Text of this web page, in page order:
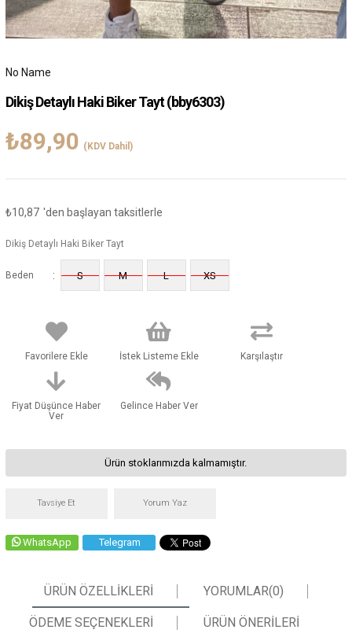
No Name
Dikiş Detaylı Haki Biker Tayt(bby6303)
₺89,90 (KDV Dahil)
₺10,87 'den başlayan taksitlerle
Dikiş Detaylı Haki Biker Tayt
Beden : S M L XS
Favorilere Ekle İstek Listeme Ekle Karşılaştır
Fiyat Düşünce Haber
Ver
Gelince Haber Ver
Ürün stoklarımızda kalmamıştır.
Tavsiye Et Yorum Yaz
WhatsApp Telegram
ÜRÜN ÖZELLIKLERI YORUMLAR(0)
ÖDEME SEÇENEKLERI ÜRÜN ÖNERILERI